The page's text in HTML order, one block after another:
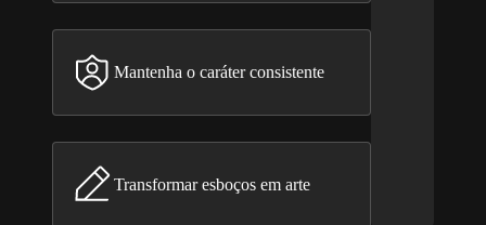
Mantenha o caráter consistente
Transformar esboços em arte